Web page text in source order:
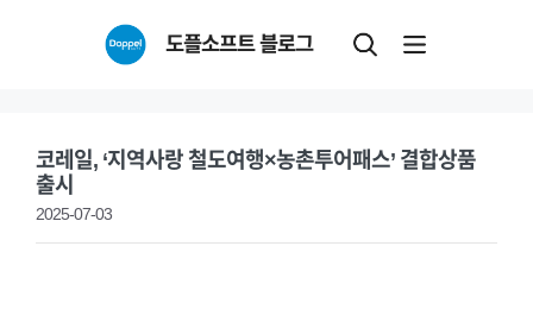
도플소프트 블로그
코레일, ‘지역사랑 철도여행×농촌투어패스’ 결합상품
출시
2025-07-03